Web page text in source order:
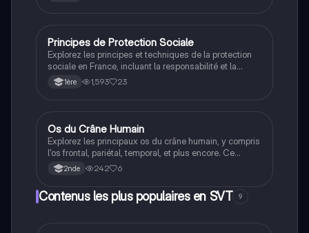
structures osseuses, telles que la mandibule, les
composition du système musculo-squelettique.
ST2S
Principes de Protection Sociale
Explorez les principes et techniques de la protection
sociale en France, incluant la responsabilité et la
solidarité. Cette fiche de révision présente des
définitions, des exemples concrets, et des questions
systèmes de protection sociale.
1ère 1,593 23
SVT
Os du Crâne Humain
Explorez les principaux os du crâne humain, y compris
l'os frontal, pariétal, temporal, et plus encore. Ce
résumé détaillé couvre l'anatomie squelettique
essentielle pour les étudiants en biologie et médecine.
2nde 242 6
Contenus les plus populaires en SVT 9